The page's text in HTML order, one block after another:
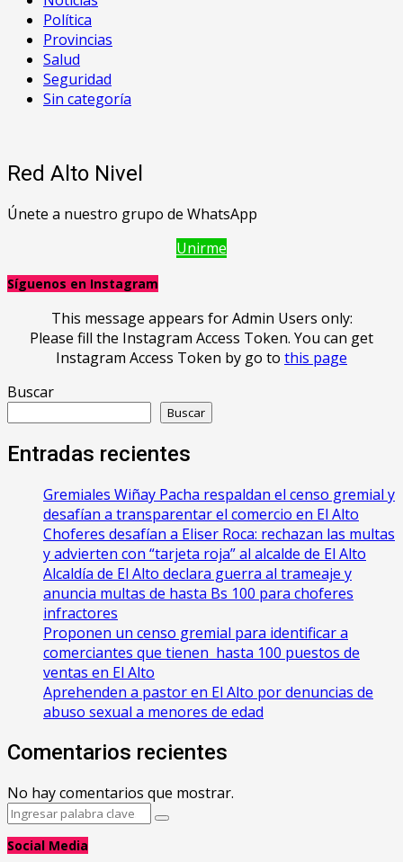
Política
Provincias
Salud
Seguridad
Sin categoría
Red Alto Nivel
Únete a nuestro grupo de WhatsApp
Unirme
Síguenos en Instagram
This message appears for Admin Users only:
Please fill the Instagram Access Token. You can get
Instagram Access Token by go to this page
Buscar
Buscar
Entradas recientes
Gremiales Wiñay Pacha respaldan el censo gremial y
desafían a transparentar el comercio en El Alto
Choferes desafían a Eliser Roca: rechazan las multas
y advierten con “tarjeta roja” al alcalde de El Alto
‎Alcaldía de El Alto declara guerra al trameaje y
anuncia multas de hasta Bs 100 para choferes
infractores
Proponen un censo gremial para identificar a
comerciantes que tienen hasta 100 puestos de
ventas en El Alto
Aprehenden a pastor en El Alto por denuncias de
abuso sexual a menores de edad
Comentarios recientes
No hay comentarios que mostrar.
Search
Search
Social Media